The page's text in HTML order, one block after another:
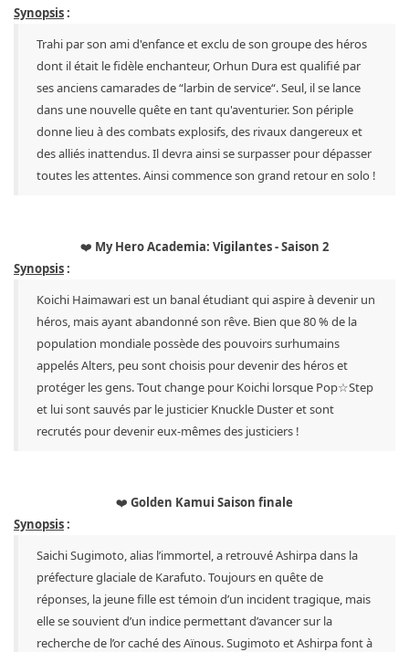
Synopsis:
Trahi par son ami d'enfance et exclu de son groupe des héros
dont il était le fidèle enchanteur, Orhun Dura est qualifié par
ses anciens camarades de “larbin de service“. Seul, il se lance
dans une nouvelle quête en tant qu'aventurier. Son périple
donne lieu à des combats explosifs, des rivaux dangereux et
des alliés inattendus. Il devra ainsi se surpasser pour dépasser
toutes les attentes. Ainsi commence son grand retour en solo !
❤️ My Hero Academia: Vigilantes - Saison 2
Synopsis:
Koichi Haimawari est un banal étudiant qui aspire à devenir un
héros, mais ayant abandonné son rêve. Bien que 80 % de la
population mondiale possède des pouvoirs surhumains
appelés Alters, peu sont choisis pour devenir des héros et
protéger les gens. Tout change pour Koichi lorsque Pop☆Step
et lui sont sauvés par le justicier Knuckle Duster et sont
recrutés pour devenir eux-mêmes des justiciers !
❤️ Golden Kamui Saison finale
Synopsis:
Saichi Sugimoto, alias l’immortel, a retrouvé Ashirpa dans la
préfecture glaciale de Karafuto. Toujours en quête de
réponses, la jeune fille est témoin d’un incident tragique, mais
elle se souvient d’un indice permettant d’avancer sur la
recherche de l’or caché des Aïnous. Sugimoto et Ashirpa font à